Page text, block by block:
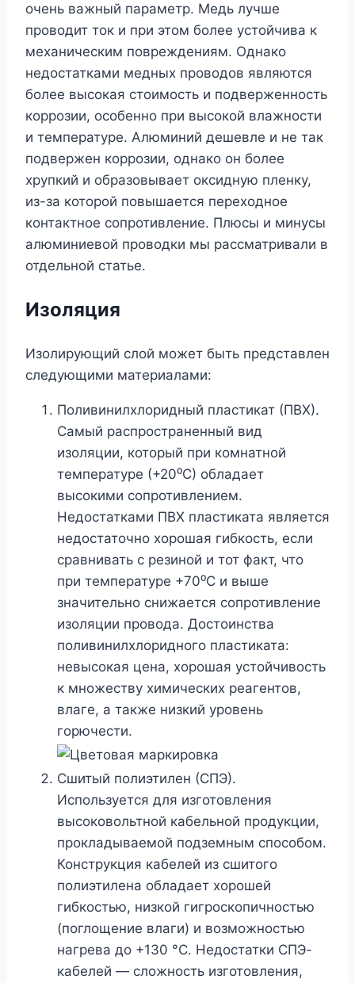
очень важный параметр. Медь лучше
проводит ток и при этом более устойчива к
механическим повреждениям. Однако
недостатками медных проводов являются
более высокая стоимость и подверженность
коррозии, особенно при высокой влажности
и температуре. Алюминий дешевле и не так
подвержен коррозии, однако он более
хрупкий и образовывает оксидную пленку,
из-за которой повышается переходное
контактное сопротивление. Плюсы и минусы
алюминиевой проводки мы рассматривали в
отдельной статье.
Изоляция
Изолирующий слой может быть представлен
следующими материалами:
Поливинилхлоридный пластикат (ПВХ).
Самый распространенный вид
изоляции, который при комнатной
температуре (+20⁰С) обладает
высокими сопротивлением.
Недостатками ПВХ пластиката является
недостаточно хорошая гибкость, если
сравнивать с резиной и тот факт, что
при температуре +70⁰С и выше
значительно снижается сопротивление
изоляции провода. Достоинства
поливинилхлоридного пластиката:
невысокая цена, хорошая устойчивость
к множеству химических реагентов,
влаге, а также низкий уровень
горючести.
Сшитый полиэтилен (СПЭ).
Используется для изготовления
высоковольтной кабельной продукции,
прокладываемой подземным способом.
Конструкция кабелей из сшитого
полиэтилена обладает хорошей
гибкостью, низкой гигроскопичностью
(поглощение влаги) и возможностью
нагрева до +130 °С. Недостатки СПЭ-
кабелей — сложность изготовления,